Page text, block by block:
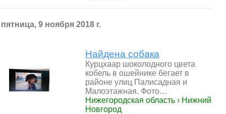
пятница, 9 ноября 2018 г.
Найдена собака
Курцхаар шоколодного цвета
кобель в ошейнике бегает в
районе улиц Палисадная и
Малоэтажная. Фото…
Нижегородская область › Нижний
Новгород